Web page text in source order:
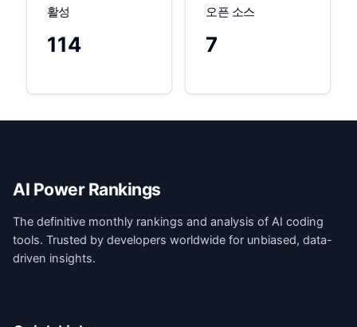
활성
114
오픈 소스
7
AI Power Rankings
The definitive monthly rankings and analysis of AI coding
tools. Trusted by developers worldwide for unbiased, data-
driven insights.